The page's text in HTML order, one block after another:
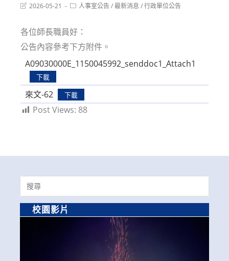
Post2026-05-21
Post人事室公告/最新消息 /行政單位公告
各位師長職員好：
公告內容參考下方附件。
A09030000E_1150045992_senddoc1_Attach1
下載
來文-62 下載
Post Views: 88
Search
for:
校園影片